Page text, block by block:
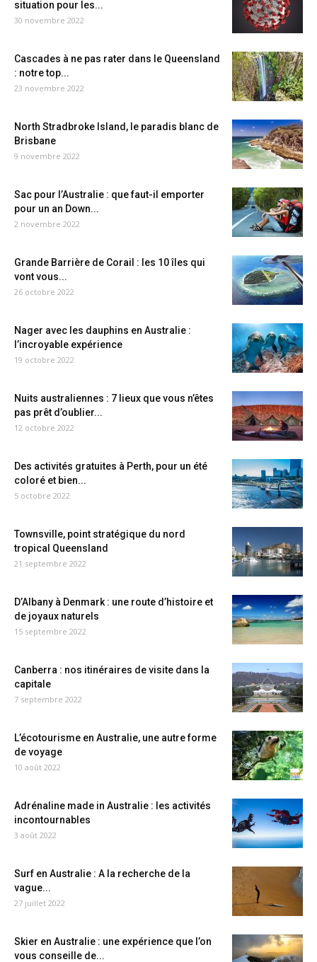
situation pour les...
30 novembre 2022
Cascades à ne pas rater dans le Queensland
: notre top...
23 novembre 2022
North Stradbroke Island, le paradis blanc de
Brisbane
9 novembre 2022
Sac pour l’Australie : que faut-il emporter
pour un an Down...
2 novembre 2022
Grande Barrière de Corail : les 10 îles qui
vont vous...
26 octobre 2022
Nager avec les dauphins en Australie :
l’incroyable expérience
19 octobre 2022
Nuits australiennes : 7 lieux que vous n’êtes
pas prêt d’oublier...
12 octobre 2022
Des activités gratuites à Perth, pour un été
coloré et bien...
5 octobre 2022
Townsville, point stratégique du nord
tropical Queensland
21 septembre 2022
D’Albany à Denmark : une route d’histoire et
de joyaux naturels
15 septembre 2022
Canberra : nos itinéraires de visite dans la
capitale
7 septembre 2022
L’écotourisme en Australie, une autre forme
de voyage
10 août 2022
Adrénaline made in Australie : les activités
incontournables
3 août 2022
Surf en Australie : A la recherche de la
vague...
27 juillet 2022
Skier en Australie : une expérience que l’on
vous conseille de...